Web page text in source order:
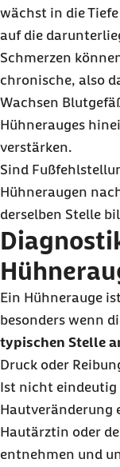
wächst in die
auf die
Schmerzen
chronische, also
Wachsen
Hühnerauges
verstärken.
Sind
Hühneraugen
derselben Stelle
Ein Hühnerauge
besonders wenn
typischen Stelle
Druck oder
Ist nicht eindeutig
Hautveränderung
Hautärztin oder
entnehmen und